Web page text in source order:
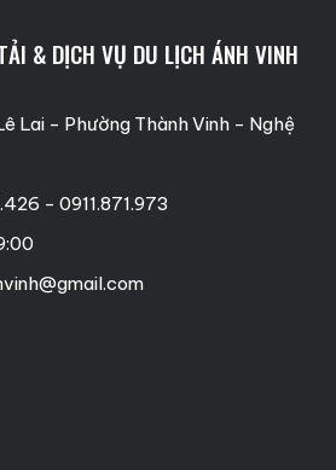
& DỊCH VỤ DU LỊCH ÁNH VINH
Lai - Phường Thành Vinh - Nghệ
- 0911.871.973